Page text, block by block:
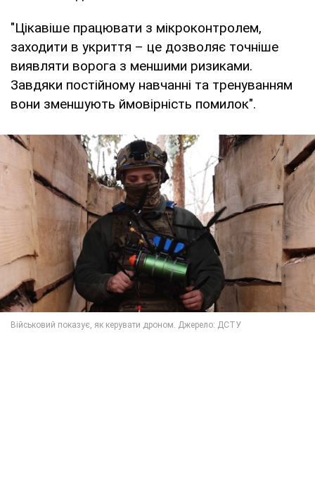
"Цікавіше працювати з мікроконтролем,
заходити в укриття – це дозволяє точніше
виявляти ворога з меншими ризиками.
Завдяки постійному навчанні та тренуванням
вони зменшують ймовірність помилок".